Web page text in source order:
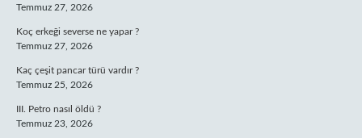
Temmuz 27, 2026
Koç erkeği severse ne yapar ?
Temmuz 27, 2026
Kaç çeşit pancar türü vardır ?
Temmuz 25, 2026
III. Petro nasıl öldü ?
Temmuz 23, 2026